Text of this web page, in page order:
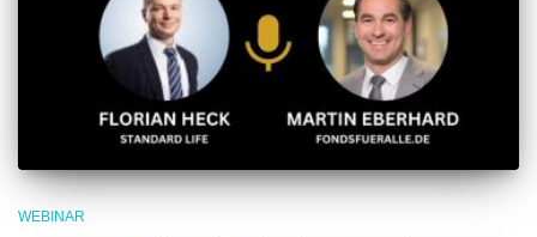
WEBINAR